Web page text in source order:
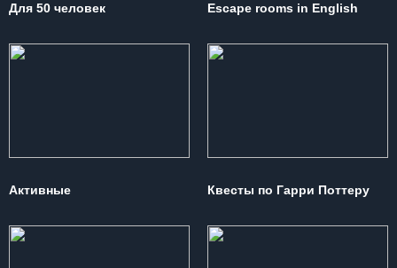
Для 50 человек Escape rooms in English
Активные Квесты по Гарри Поттеру